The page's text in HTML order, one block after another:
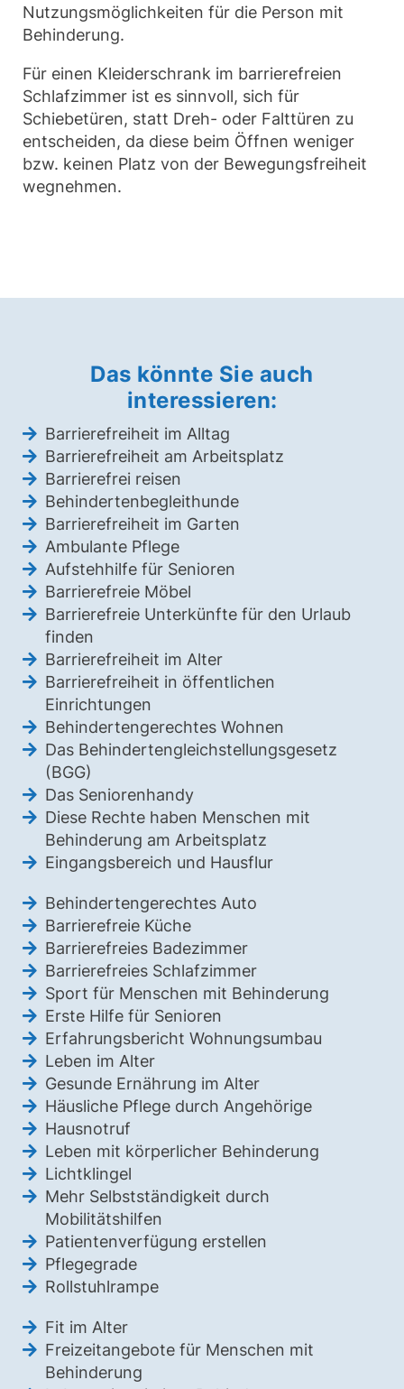
Nutzungsmöglichkeiten für die Person mit
Behinderung.
Für einen Kleiderschrank im barrierefreien
Schlafzimmer ist es sinnvoll, sich für
Schiebetüren, statt Dreh- oder Falttüren zu
entscheiden, da diese beim Öffnen weniger
bzw. keinen Platz von der Bewegungsfreiheit
wegnehmen.
Das könnte Sie auch
interessieren:
Barrierefreiheit im Alltag
Barrierefreiheit am Arbeitsplatz
Barrierefrei reisen
Behindertenbegleithunde
Barrierefreiheit im Garten
Ambulante Pflege
Aufstehhilfe für Senioren
Barrierefreie Möbel
Barrierefreie Unterkünfte für den Urlaub
finden
Barrierefreiheit im Alter
Barrierefreiheit in öffentlichen
Einrichtungen
Behindertengerechtes Wohnen
Das Behindertengleichstellungsgesetz
(BGG)
Das Seniorenhandy
Diese Rechte haben Menschen mit
Behinderung am Arbeitsplatz
Eingangsbereich und Hausflur
Behindertengerechtes Auto
Barrierefreie Küche
Barrierefreies Badezimmer
Barrierefreies Schlafzimmer
Sport für Menschen mit Behinderung
Erste Hilfe für Senioren
Erfahrungsbericht Wohnungsumbau
Leben im Alter
Gesunde Ernährung im Alter
Häusliche Pflege durch Angehörige
Hausnotruf
Leben mit körperlicher Behinderung
Lichtklingel
Mehr Selbstständigkeit durch
Mobilitätshilfen
Patientenverfügung erstellen
Pflegegrade
Rollstuhlrampe
Fit im Alter
Freizeitangebote für Menschen mit
Behinderung